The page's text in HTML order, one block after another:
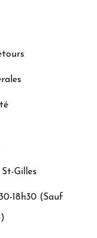
Gilles
18h30 (Sauf